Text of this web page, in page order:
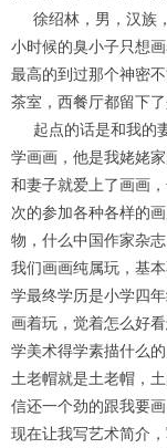
徐绍林，男，汉族
小时候的臭小子只想
最高的到过那个神密
茶室，西餐厅都留下
起点的话是和我的
学画画，他是我姥姥
和妻子就爱上了画画
次的参加各种各样的
物，什么中国作家杂志
我们画画纯属玩，基
学最终学历是小学四
画着玩，觉着怎么好
学美术得学素描什么
土老帽就是土老帽，
信还一个劲的跟我要
现在让我写艺术简介